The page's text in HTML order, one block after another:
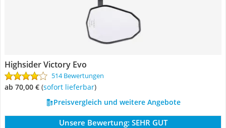
Highsider Victory Evo
514 Bewertungen
ab 70,00 € ( Sofort lieferbar)
Preisvergleich und weitere Angebote
Unsere Bewertung: SEHR GUT